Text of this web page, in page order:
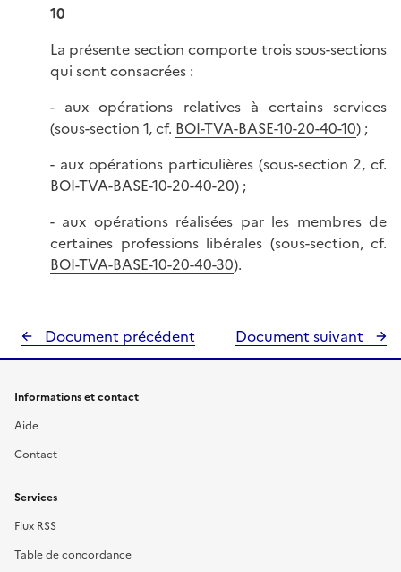
10
La présente section comporte trois sous-sections
qui sont consacrées :
- aux opérations relatives à certains services
(sous-section 1, cf. BOI-TVA-BASE-10-20-40-10) ;
- aux opérations particulières (sous-section 2, cf.
BOI-TVA-BASE-10-20-40-20) ;
- aux opérations réalisées par les membres de
certaines professions libérales (sous-section, cf.
BOI-TVA-BASE-10-20-40-30).
Document précédent Document suivant
Informations et contact
Aide
Contact
Services
Flux RSS
Table de concordance